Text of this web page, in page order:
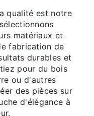
qualité est notre
matériaux et
fabrication de
durables et
pour du bois
ou d'autres
des pièces sur
d'élégance à